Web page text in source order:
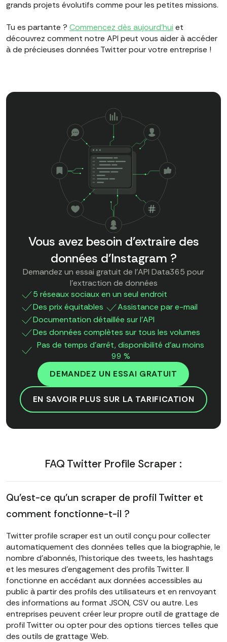
grands projets évolutifs comme pour les petites missions.
Tu es partante ? Commencez dès aujourd'hui et
découvrez comment notre API peut vous aider à accéder
à de précieuses données Twitter pour votre entreprise !
Vous avez besoin d'extraire des
données d'Instagram ?
Demandez un essai gratuit de l'API Data365 pour
l'extraction de données
5 réseaux sociaux en un seul endroit
Des prix équitables
Assistance par e-mail
Documentation détaillée sur l'API
Des données complètes sur tous les volumes
Pas de temps d'arrêt, disponibilité d'au moins
99 %
DEMANDEZ UN ESSAI GRATUIT
EN SAVOIR PLUS SUR LA TARIFICATION
FAQ Twitter Profile Scraper :
Qu'est-ce qu'un scraper de profil Twitter et
comment fonctionne-t-il ?
Twitter profile scraper est un outil conçu pour collecter
automatiquement des données telles que la biographie, le
nombre d'abonnés, l'historique des tweets, les hashtags
et les mesures d'engagement des profils Twitter. Il
fonctionne en accédant aux données accessibles au
public à partir des profils des utilisateurs et en renvoyant
des informations au format JSON, CSV ou autre. Les
entreprises peuvent créer leur propre outil de grattage de
profil Twitter ou opter pour des options tierces telles que
des outils de grattage Web.